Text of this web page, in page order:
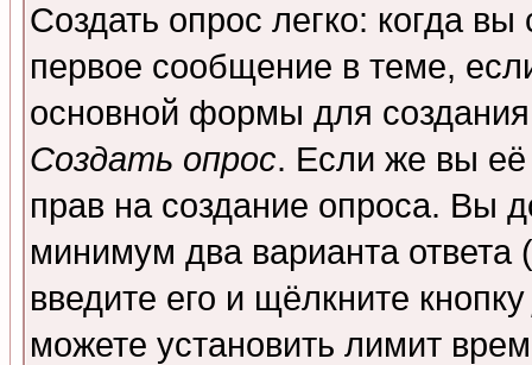
Создать опрос легко: когда
первое сообщение в теме,
основной формы для
Создать опрос. Если же вы её
прав на создание опроса. Вы
минимум два варианта ответа
введите его и щёлкните
можете установить лимит